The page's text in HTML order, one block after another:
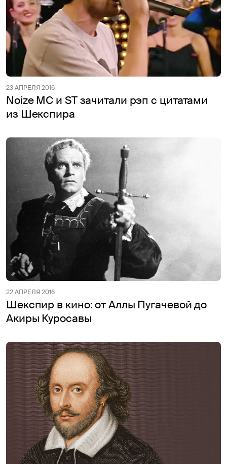
23 АПРЕЛЯ 2016
Noize MC и ST зачитали рэп с цитатами
из Шекспира
22 АПРЕЛЯ 2016
Шекспир в кино: от Аллы Пугачевой до
Акиры Куросавы